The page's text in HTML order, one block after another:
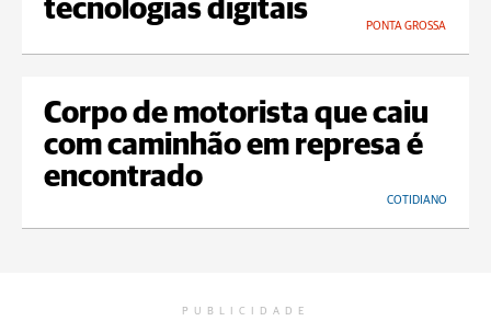
tecnologias digitais
PONTA GROSSA
Corpo de motorista que caiu
com caminhão em represa é
encontrado
COTIDIANO
PUBLICIDADE